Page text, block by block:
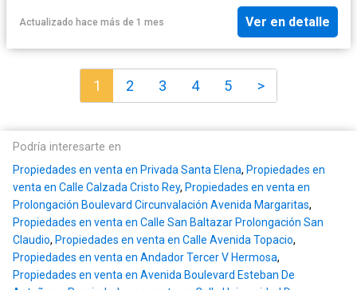
Actualizado hace más de 1 mes Ver en detalle
1 2 3 4 5 >
Podría interesarte en
Propiedades en venta en Privada Santa Elena, Propiedades en
venta en Calle Calzada Cristo Rey, Propiedades en venta en
Prolongación Boulevard Circunvalación Avenida Margaritas,
Propiedades en venta en Calle San Baltazar Prolongación San
Claudio, Propiedades en venta en Calle Avenida Topacio,
Propiedades en venta en Andador Tercer V Hermosa,
Propiedades en venta en Avenida Boulevard Esteban De